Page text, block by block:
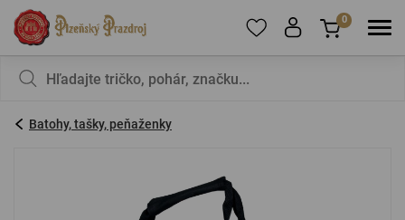
sa
0
Batohy, tašky, peňaženky